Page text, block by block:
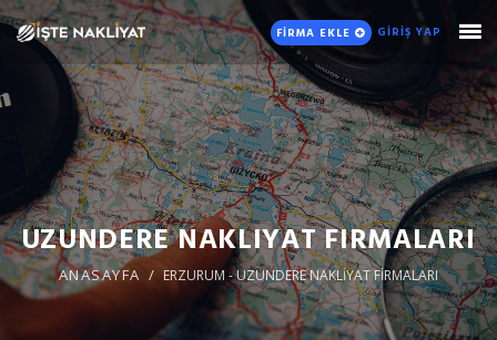
FİRMA EKLE GİRİŞ YAP
UZUNDERE NAKLIYAT FIRMALARI
ANASAYFA ERZURUM - UZUNDERE NAKLİYAT FİRMALARI